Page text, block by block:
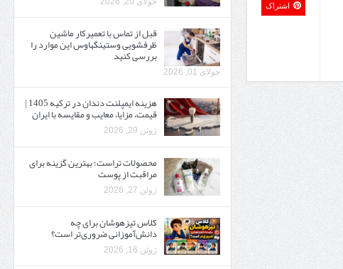
اشتراک
قبل از تماس با تعمیرکار ماشین
ظرفشویی وستینگهاوس این موارد را
بررسی کنید
جولای 01, 2026
هزینه ایمپلنت دندان در ترکیه 1405 |
قیمت، مزایا، معایب و مقایسه با ایران
ژوئن 29, 2026
محصولات تراست؛ بهترین گزینه برای
مراقبت از پوست
ژوئن 27, 2026
کلاس تیزهوشان برای چه
دانش‌آموزانی ضروری‌تر است؟
ژوئن 16, 2026